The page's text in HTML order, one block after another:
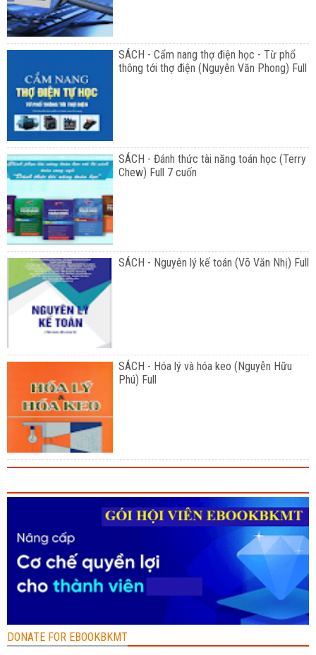
SÁCH - Cẩm nang thợ điện học - Từ phổ
thông tới thợ điện (Nguyễn Văn Phong) Full
SÁCH - Đánh thức tài năng toán học (Terry
Chew) Full 7 cuốn
SÁCH - Nguyên lý kế toán (Võ Văn Nhị) Full
SÁCH - Hóa lý và hóa keo (Nguyễn Hữu
Phú) Full
DONATE FOR EBOOKBKMT